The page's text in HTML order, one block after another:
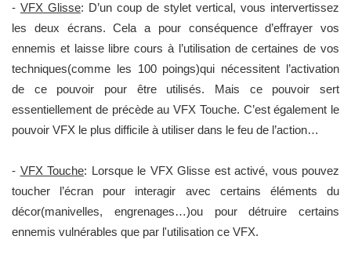
- VFX Glisse: D’un coup de stylet vertical, vous intervertissez
les deux écrans. Cela a pour conséquence d’effrayer vos
ennemis et laisse libre cours à l’utilisation de certaines de vos
techniques(comme les 100 poings)qui nécessitent l’activation
de ce pouvoir pour être utilisés. Mais ce pouvoir sert
essentiellement de précède au VFX Touche. C’est également le
pouvoir VFX le plus difficile à utiliser dans le feu de l’action…
- VFX Touche: Lorsque le VFX Glisse est activé, vous pouvez
toucher l’écran pour interagir avec certains éléments du
décor(manivelles, engrenages…)ou pour détruire certains
ennemis vulnérables que par l'utilisation ce VFX.